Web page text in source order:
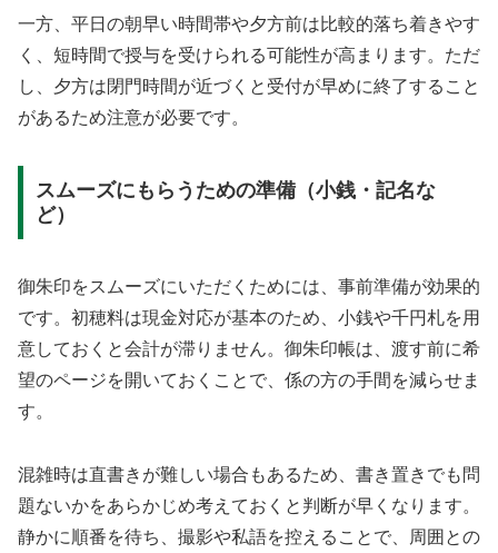
一方、平日の朝早い時間帯や夕方前は比較的落ち着きやす
く、短時間で授与を受けられる可能性が高まります。ただ
し、夕方は閉門時間が近づくと受付が早めに終了すること
があるため注意が必要です。
スムーズにもらうための準備（小銭・記名な
ど）
御朱印をスムーズにいただくためには、事前準備が効果的
です。初穂料は現金対応が基本のため、小銭や千円札を用
意しておくと会計が滞りません。御朱印帳は、渡す前に希
望のページを開いておくことで、係の方の手間を減らせま
す。
混雑時は直書きが難しい場合もあるため、書き置きでも問
題ないかをあらかじめ考えておくと判断が早くなります。
静かに順番を待ち、撮影や私語を控えることで、周囲との